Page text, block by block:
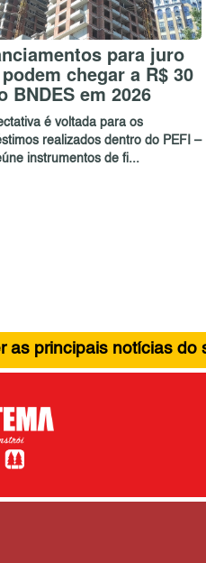
para juro
chegar a R$ 30
BNDES em 2026
é voltada para os
realizados dentro do PEFI –
instrumentos de fi...
principais notícias do